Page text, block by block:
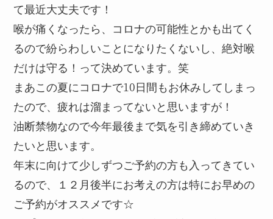
て最近大丈夫です！
喉が痛くなったら、コロナの可能性とかも出てく
るので紛らわしいことになりたくないし、絶対喉
だけは守る！って決めています。笑
まあこの夏にコロナで10日間もお休みしてしまっ
たので、疲れは溜まってないと思いますが！
油断禁物なので今年最後まで気を引き締めていき
たいと思います。
年末に向けて少しずつご予約の方も入ってきてい
るので、１２月後半にお考えの方は特にお早めの
ご予約がオススメです☆